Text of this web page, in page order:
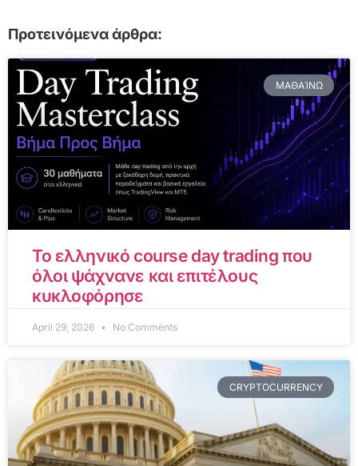
Προτεινόμενα άρθρα:
ΜΑΘΑΊΝΩ
Το ελληνικό course day trading που
όλοι ψάχνανε και επιτέλους
κυκλοφόρησε
April 29, 2026 No Comments
CRYPTOCURRENCY